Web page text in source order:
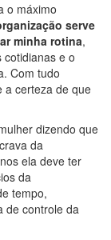
o máximo
serve
minha rotina,
e o
Com tudo
a certeza de que
dizendo que
da
ela deve ter
da
tempo,
de controle da